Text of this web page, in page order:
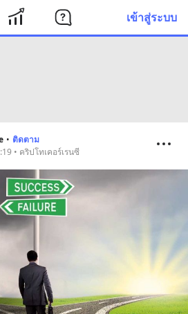
เข้าสู่ระบบ
• ติดตาม
• คริปโทเคอร์เรนซี